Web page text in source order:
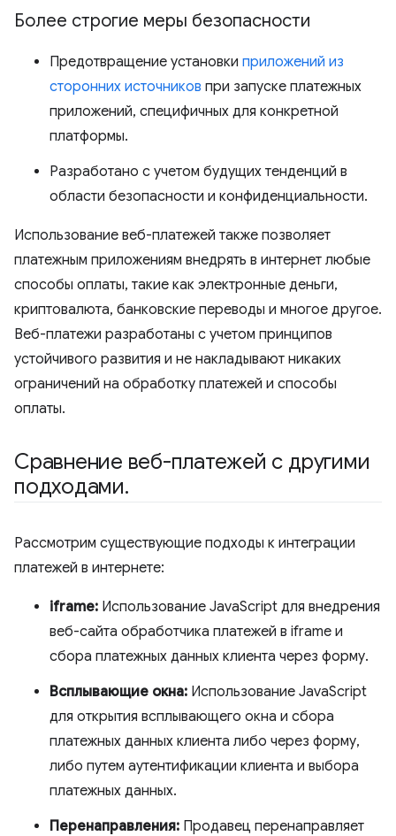
Более строгие меры безопасности
Предотвращение установки приложений из
сторонних источников при запуске платежных
приложений, специфичных для конкретной
платформы.
Разработано с учетом будущих тенденций в
области безопасности и конфиденциальности.
Использование веб-платежей также позволяет
платежным приложениям внедрять в интернет любые
способы оплаты, такие как электронные деньги,
криптовалюта, банковские переводы и многое другое.
Веб-платежи разработаны с учетом принципов
устойчивого развития и не накладывают никаких
ограничений на обработку платежей и способы
оплаты.
Сравнение веб-платежей с другими
подходами.
Рассмотрим существующие подходы к интеграции
платежей в интернете:
iframe: Использование JavaScript для внедрения
веб-сайта обработчика платежей в iframe и
сбора платежных данных клиента через форму.
Всплывающие окна: Использование JavaScript
для открытия всплывающего окна и сбора
платежных данных клиента либо через форму,
либо путем аутентификации клиента и выбора
платежных данных.
Перенаправления: Продавец перенаправляет